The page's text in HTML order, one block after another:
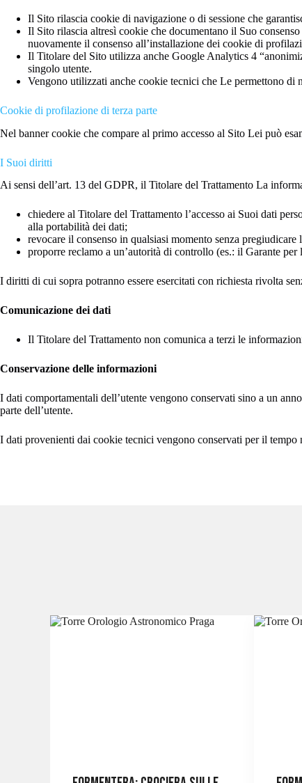
Il Sito rilascia cookie di navigazione o di sessione che
Il Sito rilascia altresì cookie che documentano il Suo
nuovamente il consenso all’installazione dei cookie di
Il Titolare del Sito utilizza anche Google Analytics 4
singolo utente.
Vengono utilizzati anche cookie tecnici che Le permettono di
Cookie di profilazione di terza parte
Nel banner cookie che compare al primo accesso al Sito Lei può
I Suoi diritti
Ai sensi dell’art. 13 del GDPR, il Titolare del Trattamento La
chiedere al Titolare del Trattamento l’accesso ai Suoi dati
alla portabilità dei dati;
revocare il consenso in qualsiasi momento senza
proporre reclamo a un’autorità di controllo (es.: il Garante
I diritti di cui sopra potranno essere esercitati con richiesta rivolta
Comunicazione dei dati
Il Titolare del Trattamento non comunica a terzi le
Conservazione delle informazioni
I dati comportamentali dell’utente vengono conservati sino a un
parte dell’utente.
I dati provenienti dai cookie tecnici vengono conservati per il